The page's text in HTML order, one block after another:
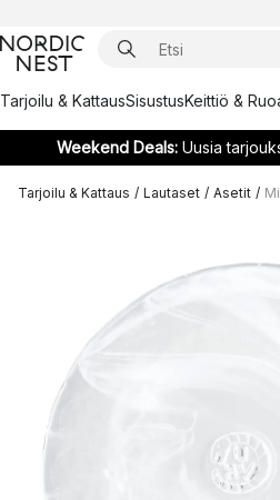
Tarjoilu & KattausSisustusKeittiö &
Weekend Deals:Uusia
Tarjoilu & Kattaus / Lautaset / Asetit /